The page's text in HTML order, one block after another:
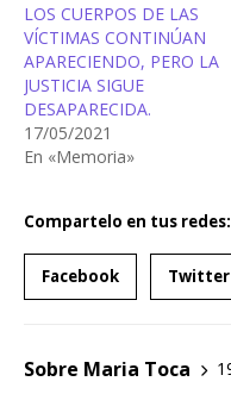
LOS CUERPOS DE LAS
VÍCTIMAS CONTINÚAN
APARECIENDO, PERO LA
JUSTICIA SIGUE
DESAPARECIDA.
17/05/2021
En «Memoria»
Compartelo en tus redes:
Facebook Twitter
Sobre Maria Toca